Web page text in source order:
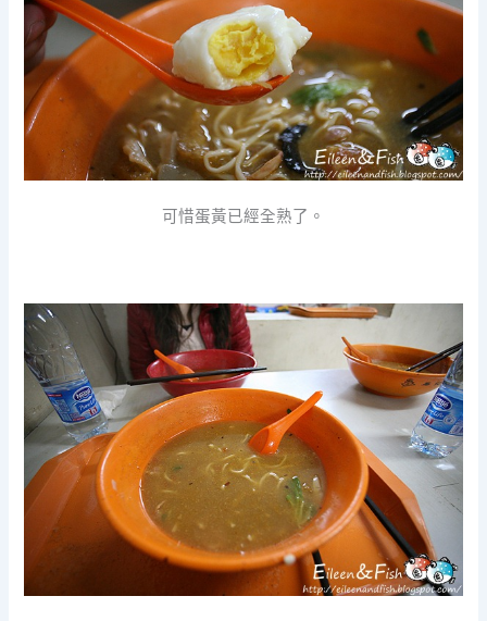
可惜蛋黃已經全熟了。